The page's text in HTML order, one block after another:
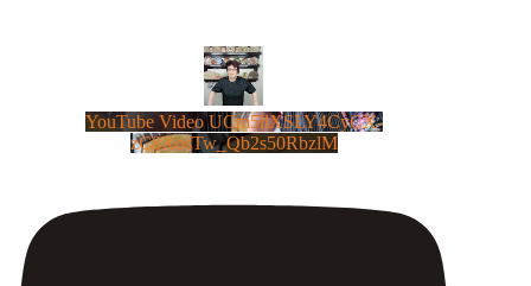
YouTube Video UCm5llXSLY4CyCX-
zC8XosTw_Qb2s50RbzlM